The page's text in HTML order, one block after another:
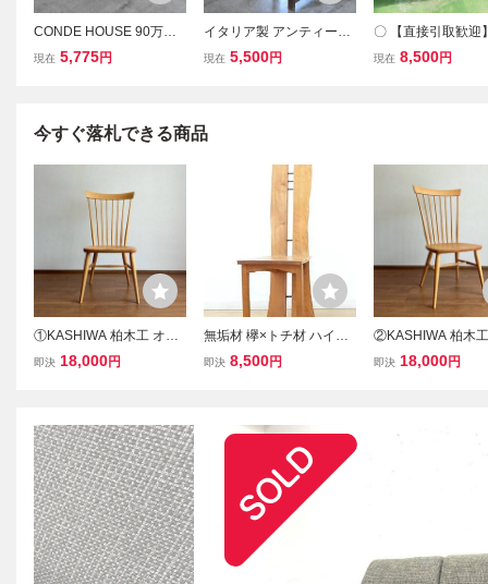
CONDE HOUSE 90万「B
OLS / ボルス」二人掛け
三越ブルージュ
現在 5,775円
イタリア製 アンティーク
アームチェア オーク無垢
ールヌーボー
現在 5,500円
〇 【直接引取歓迎
リ 3人掛けソファ
現在 8,500円
今すぐ落札できる商品
①KASHIWA 柏木工 オー
ク無垢材 ウィンザーチェ
カリモク
即決 18,000円
無垢材 欅×トチ材 ハイバ
ック アートチェア ダイニ
即決 8,500円
②KASHIWA 柏木
ク無垢材 ウィンザ
タス
即決 18,000円